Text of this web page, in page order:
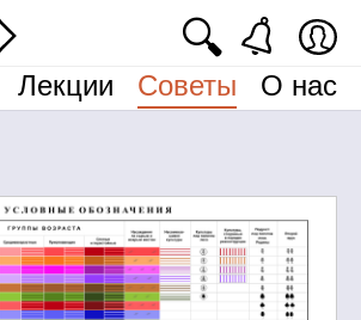
Лекции Советы О нас
🔍